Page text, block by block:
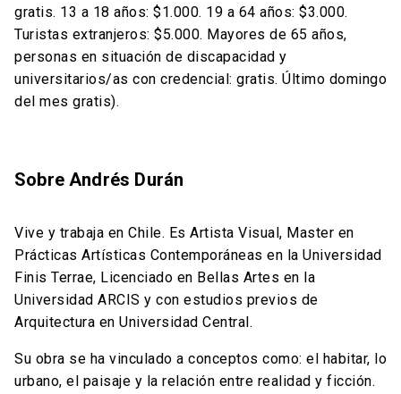
gratis. 13 a 18 años: $1.000. 19 a 64 años: $3.000.
Turistas extranjeros: $5.000. Mayores de 65 años,
personas en situación de discapacidad y
universitarios/as con credencial: gratis. Último domingo
del mes gratis).
Sobre Andrés Durán
Vive y trabaja en Chile. Es Artista Visual, Master en
Prácticas Artísticas Contemporáneas en la Universidad
Finis Terrae, Licenciado en Bellas Artes en la
Universidad ARCIS y con estudios previos de
Arquitectura en Universidad Central.
Su obra se ha vinculado a conceptos como: el habitar, lo
urbano, el paisaje y la relación entre realidad y ficción.